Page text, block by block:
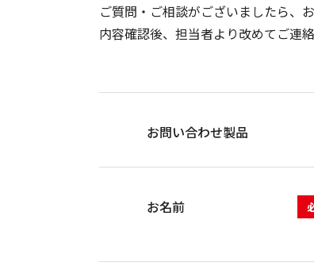
ご質問・ご相談がございましたら、
内容確認後、担当者より改めてご連
お問い合わせ製品
お名前